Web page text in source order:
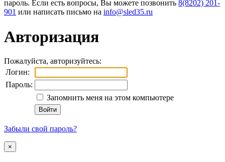
пароль. Если есть вопросы, Вы можете позвонить 8(8202) 201-
901 или написать письмо на
Авторизация
Пожалуйста, авторизуйтесь:
Логин:
Пароль:
Запомнить меня на этом компьютере
Забыли свой пароль?
×